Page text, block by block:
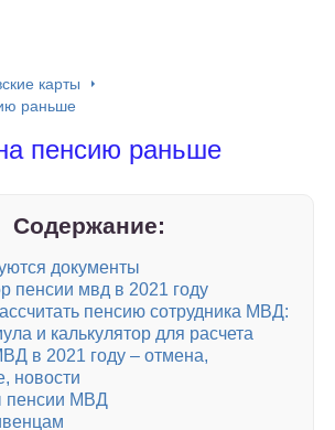
карты
раньше
пенсию раньше
Содержание:
документы
пенсии мвд в 2021 году
пенсию сотрудника МВД:
и калькулятор для расчета
в 2021 году – отмена,
новости
пенсии МВД